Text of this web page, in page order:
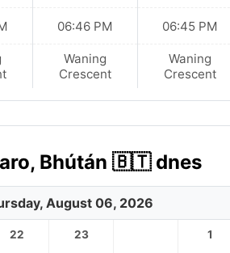
06:46 PM
Waning
Crescent
06:45 PM
Waning
Crescent
Bhútán 🇧🇹 dnes
August 06, 2026
22 23 1